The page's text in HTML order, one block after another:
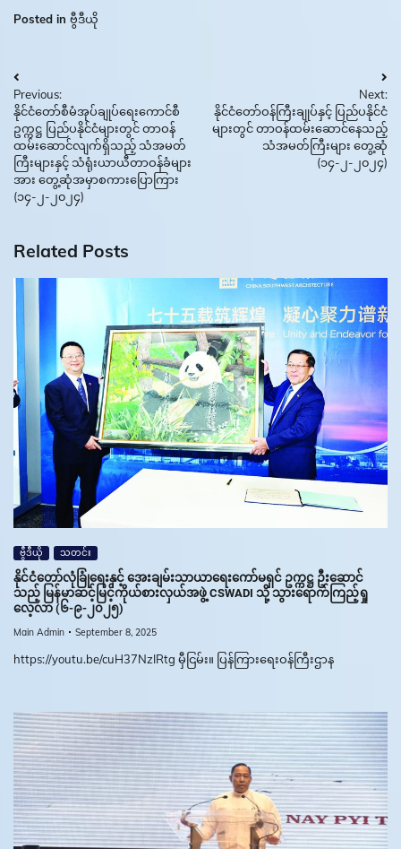
Posted in ဗွီဒီယို
Post
navigation
Previous:
နိုင်ငံတော်စီမံအုပ်ချုပ်ရေးကောင်စီ
ဥက္ကဋ္ဌ ပြည်ပနိုင်ငံများတွင် တာဝန်
ထမ်းဆောင်လျက်ရှိသည့် သံအမတ်
ကြီးများနှင့် သံရုံးယာယီတာဝန်ခံများ
အား တွေ့ဆုံအမှာစကားပြောကြား
(၁၄-၂-၂၀၂၄)
Next:
နိုင်ငံတော်ဝန်ကြီးချုပ်နှင့် ပြည်ပနိုင်ငံ
များတွင် တာဝန်ထမ်းဆောင်နေသည့်
သံအမတ်ကြီးများ တွေ့ဆုံ
(၁၄-၂-၂၀၂၄)
Related Posts
ဗွီဒီယို သတင်း
နိုင်ငံတော်လုံခြုံရေးနှင့် အေးချမ်းသာယာရေးကော်မရှင် ဥက္ကဋ္ဌ ဦးဆောင်
သည့် မြန်မာဆင့်မြင့်ကိုယ်စားလှယ်အဖွဲ့ CSWADI သို့ သွားရောက်ကြည့်ရှု
လေ့လာ (၆-၉-၂၀၂၅)
Main Admin September 8, 2025
https://youtu.be/cuH37NzIRtg မှီငြမ်း။ ပြန်ကြားရေးဝန်ကြီးဌာန